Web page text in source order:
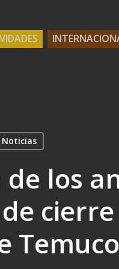
Noticias
los
Temuco